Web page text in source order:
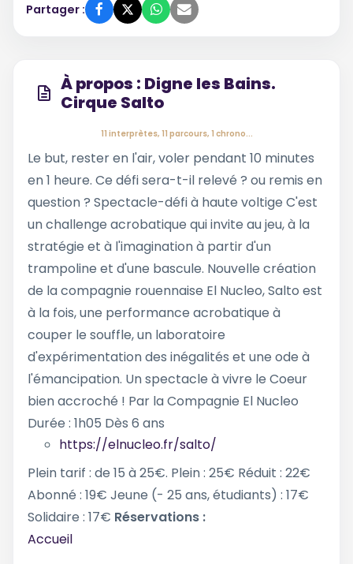
Partager :
À propos : Digne les Bains.
Cirque Salto
11 interprètes, 11 parcours, 1 chrono...
Le but, rester en l'air, voler pendant 10 minutes
en 1 heure. Ce défi sera-t-il relevé ? ou remis en
question ? Spectacle-défi à haute voltige C'est
un challenge acrobatique qui invite au jeu, à la
stratégie et à l'imagination à partir d'un
trampoline et d'une bascule. Nouvelle création
de la compagnie rouennaise El Nucleo, Salto est
à la fois, une performance acrobatique à
couper le souffle, un laboratoire
d'expérimentation des inégalités et une ode à
l'émancipation. Un spectacle à vivre le Coeur
bien accroché ! Par la Compagnie El Nucleo
Durée : 1h05 Dès 6 ans
https://elnucleo.fr/salto/
Plein tarif : de 15 à 25€. Plein : 25€ Réduit : 22€
Abonné : 19€ Jeune (- 25 ans, étudiants) : 17€
Solidaire : 17€ Réservations :
Accueil